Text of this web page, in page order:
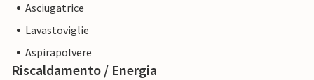
Asciugatrice
Lavastoviglie
Aspirapolvere
Riscaldamento / Energia